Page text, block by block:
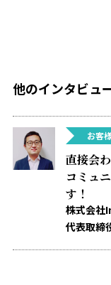
他のインタビュ
お客
直接会
コミュ
す！
株式会
代表取締